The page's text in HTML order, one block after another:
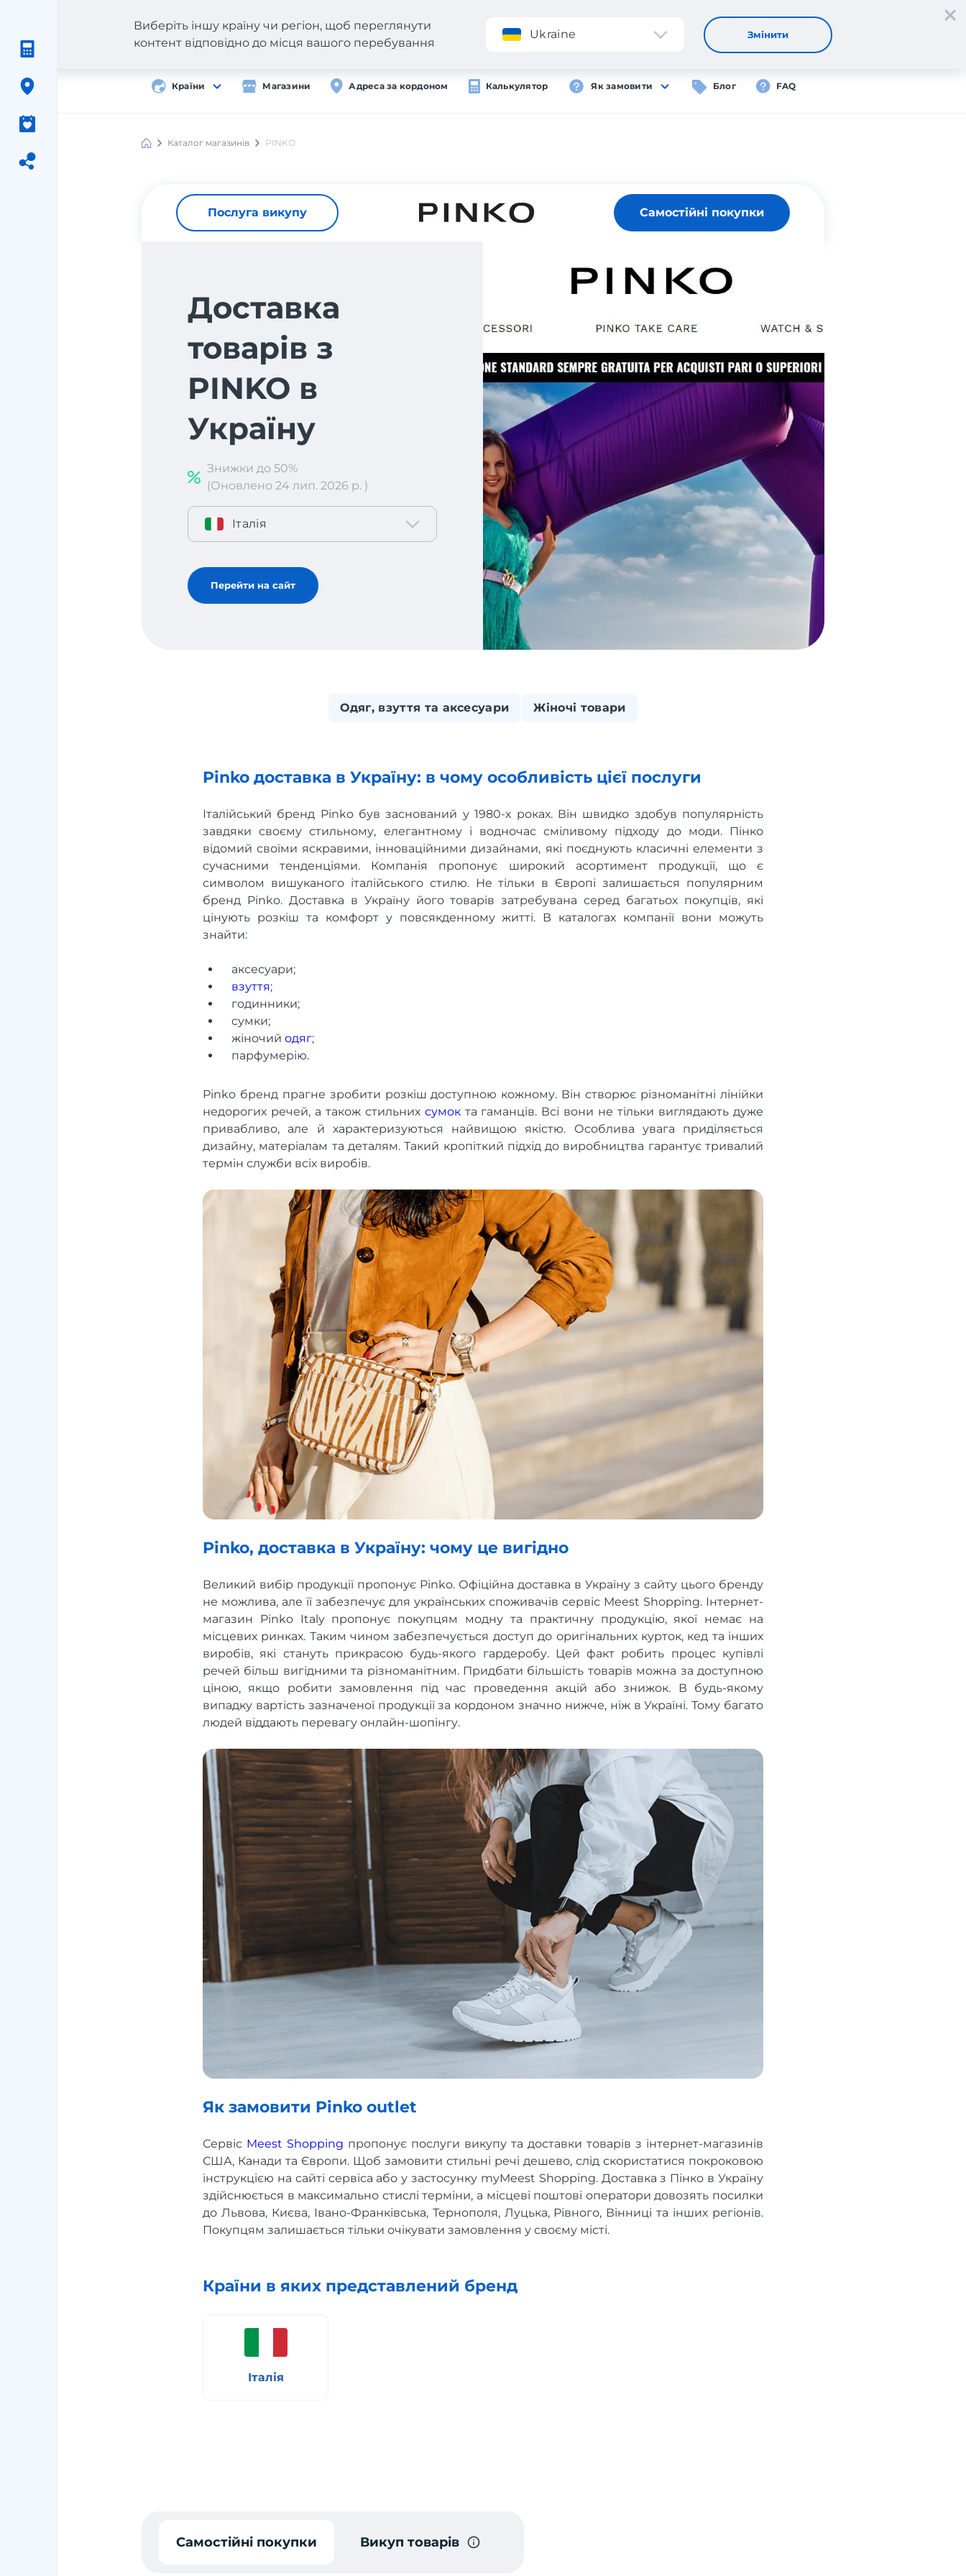
Додаток Реєстрація Вхід
Країни Магазини Адреса за кордоном Калькулятор Як замовити Блог FAQ
Виберіть іншу країну чи регіон, щоб переглянути
контент відповідно до місця вашого перебування
Ukraine Змінити
Каталог магазинів PINKO
Послуга викупу Самостійні покупки
Доставка
товарів з
PINKO в
Україну
Знижки до 50%
(Оновлено 24 лип. 2026 р. )
Італія
Перейти на сайт
Одяг, взуття та аксесуари Жіночі товари
Pinko доставка в Україну: в чому особливість цієї послуги
Італійський бренд Pinko був заснований у 1980-х роках. Він швидко здобув популярність
завдяки своєму стильному, елегантному і водночас сміливому підходу до моди. Пінко
відомий своїми яскравими, інноваційними дизайнами, які поєднують класичні елементи з
сучасними тенденціями. Компанія пропонує широкий асортимент продукції, що є
символом вишуканого італійського стилю. Не тільки в Європі залишається популярним
бренд Pinko. Доставка в Україну його товарів затребувана серед багатьох покупців, які
цінують розкіш та комфорт у повсякденному житті. В каталогах компанії вони можуть
знайти:
аксесуари;
взуття;
годинники;
сумки;
жіночий одяг;
парфумерію. ​
Pinko бренд прагне зробити розкіш доступною кожному. Він створює різноманітні лінійки
недорогих речей, а також стильних сумокта гаманців. Всі вони не тільки виглядають дуже
привабливо, але й характеризуються найвищою якістю. Особлива увага приділяється
дизайну, матеріалам та деталям. Такий кропіткий підхід до виробництва гарантує тривалий
термін служби всіх виробів.
Pinko, доставка в Україну: чому це вигідно
Великий вибір продукції пропонує Pinko. Офіційна доставка в Україну з сайту цього бренду
не можлива, але її забезпечує для українських споживачів сервіс Meest Shopping. Інтернет-
магазин Pinko Italy пропонує покупцям модну та практичну продукцію, якої немає на
місцевих ринках. Таким чином забезпечується доступ до оригінальних курток, кед та інших
виробів, які стануть прикрасою будь-якого гардеробу. Цей факт робить процес купівлі
речей більш вигідними та різноманітним. Придбати більшість товарів можна за доступною
ціною, якщо робити замовлення під час проведення акцій або знижок. В будь-якому
випадку вартість зазначеної продукції за кордоном значно нижче, ніж в Україні. Тому багато
людей віддають перевагу онлайн-шопінгу.
Як замовити Pinko outlet
Сервіс Meest Shopping пропонує послуги викупу та доставки товарів з інтернет-магазинів
США, Канади та Європи. Щоб замовити стильні речі дешево, слід скористатися покроковою
інструкцією на сайті сервіса або у застосунку myMeest Shopping. Доставка з Пінко в Україну
здійснюється в максимально стислі терміни, а місцеві поштові оператори довозять посилки
до Львова, Києва, Івано-Франківська, Тернополя, Луцька, Рівного, Вінниці та інших регіонів.
Покупцям залишається тільки очікувати замовлення у своєму місті.
Країни в яких представлений бренд
Італія
Самостійні покупки Викуп товарів